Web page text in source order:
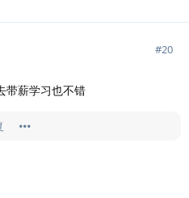
#20
带薪学习也不错